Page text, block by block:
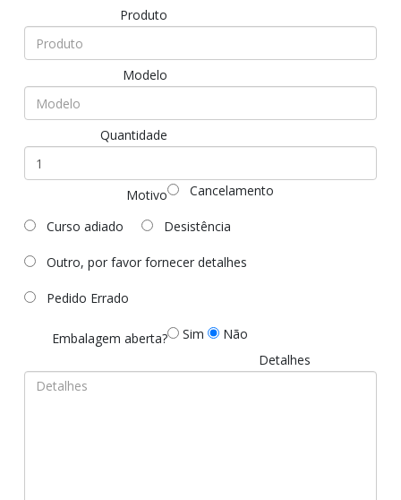
Produto
Modelo
Quantidade
Motivo Cancelamento
Curso adiado Desistência
Outro, por favor fornecer detalhes
Pedido Errado
Embalagem aberta? Sim
Não
Detalhes